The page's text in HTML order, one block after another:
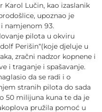
Lučin, kao izaslanik
upoznao je
namjenom 93.
pilota u okviru
Perišin“(koje djeluje u
zračni nadzor kopnene i
i traganje i spašavanje.
da se radi i o
stranih pilota do sada
50 milijuna kuna te da je
pružila pomoć u